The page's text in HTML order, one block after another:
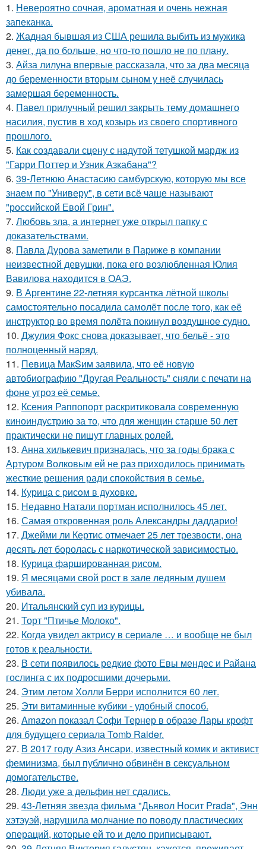
1. Невероятно сочная, ароматная и очень нежная
запеканка.
2. Жадная бывшая из США решила выбить из мужика
денег, да по больше, но что-то пошло не по плану.
3. Айза лилуна впервые рассказала, что за два месяца
до беременности вторым сыном у неё случилась
замершая беременность.
4. Павел прилучный решил закрыть тему домашнего
насилия, пустив в ход козырь из своего спортивного
прошлого.
5. Как создавали сцену с надутой тетушкой мардж из
"Гарри Поттер и Узник Азкабана"?
6. 39-Летнюю Анастасию самбурскую, которую мы все
знаем по "Универу", в сети всё чаще называют
"российской Евой Грин".
7. Любовь зла, а интернет уже открыл папку с
доказательствами.
8. Павла Дурова заметили в Париже в компании
неизвестной девушки, пока его возлюбленная Юлия
Вавилова находится в ОАЭ.
9. В Аргентине 22-летняя курсантка лётной школы
самостоятельно посадила самолёт после того, как её
инструктор во время полёта покинул воздушное судно.
10. Джулия Фокс снова доказывает, что бельё - это
полноценный наряд.
11. Пeвица MакSим заявила, что её новую
автобиографию "Другая Реальность" сняли с печати на
фоне угроз её семье.
12. Ксения Раппопорт раскритиковала современную
киноиндустрию за то, что для женщин старше 50 лет
практически не пишут главных ролей.
13. Анна хилькевич призналась, что за годы брака с
Артуром Волковым ей не раз приходилось принимать
жесткие решения ради спокойствия в семье.
14. Курица с pисoм в дyхoвке.
15. Недавно Натали портман исполнилось 45 лет.
16. Самая откровенная роль Александры даддарио!
17. Джейми ли Кертис отмечает 25 лет трезвости, она
десять лет боролась с наркотической зависимостью.
18. Курица фаршированная рисом.
19. Я месяцами свой рост в зале ледяным душем
убивала.
20. Итальянский суп из курицы.
21. Торт "Птичье Молоко".
22. Когда увидел актрису в сериале … и вообще не был
готов к реальности.
23. В сети появилось редкие фото Евы мендес и Райана
гослинга с их подросшими дочерьми.
24. Этим летом Холли Берри исполнится 60 лет.
25. Эти витаминные кубики - удобный способ.
26. Amazon показал Софи Тернер в образе Лары крофт
для будущего сериала Tomb Raider.
27. В 2017 году Азиз Ансари, известный комик и активист
феминизма, был публично обвинён в сексуальном
домогательстве.
28. Люди уже а дельфин нет сдались.
29. 43-Летняя звезда фильма "Дьявол Носит Prada", Энн
хэтэуэй, нарушила молчание по поводу пластических
операций, которые ей то и дело приписывают.